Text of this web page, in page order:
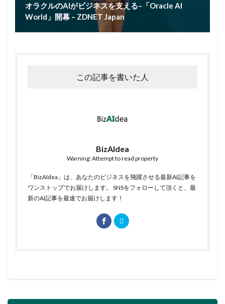
オラクルのAIがビジネスを支える–「Oracle AI
World」開幕 – ZDNET Japan
この記事を書いた人
BizAIdea
Warning: Attempt to read property
「BizAIdea」は、あなたのビジネスを飛躍させる最新AI記事を
ワンストップでお届けします。 SNSをフォローして頂くと、最
新のAI記事を最速でお届けします！